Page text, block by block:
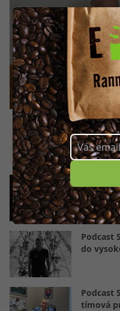
PODCAST Na káve
na Cyklomaratón
politikov
Sme
Podcast
do
Podcast
tímová